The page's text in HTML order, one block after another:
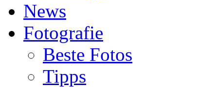
News
Fotografie
Beste Fotos
Tipps